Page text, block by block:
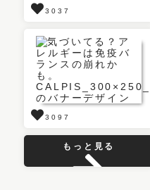
3037
3097
もっと見る